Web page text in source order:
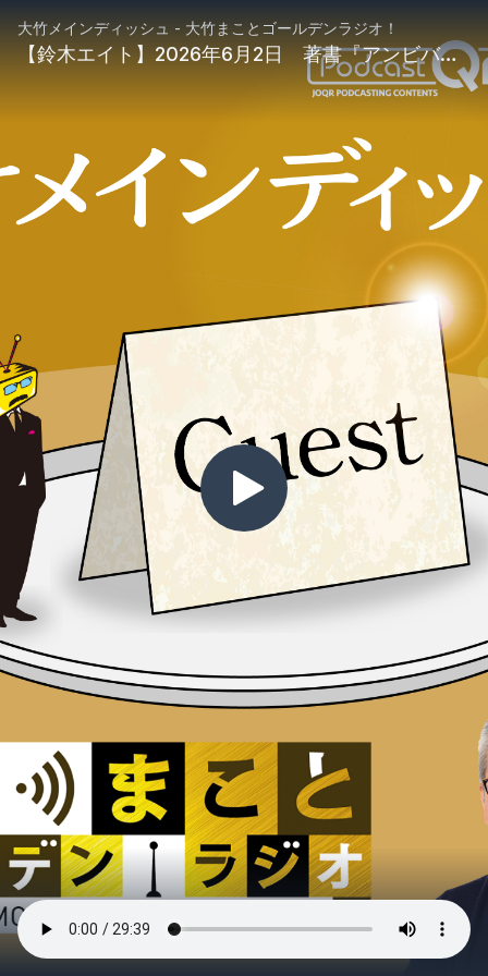
大竹メインディッシュ - 大竹まことゴールデンラジオ！
【鈴木エイト】2026年6月2日 著書『アンビバレント 山上徹也が私だけに明かした謎の核心』